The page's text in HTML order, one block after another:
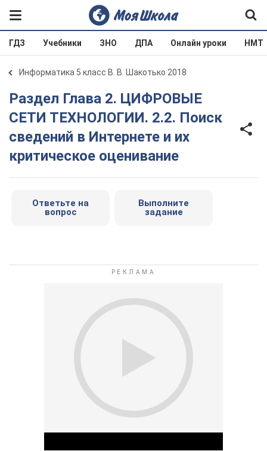
ГДЗ Учебники ЗНО ДПА Онлайн уроки НМТ
Информатика 5 класс В. В. Шакотько 2018
Раздел Глава 2. ЦИФРОВЫЕ
СЕТИ ТЕХНОЛОГИИ. 2.2. Поиск
сведений в Интернете и их
критическое оценивание
Ответьте на
вопрос
Выполните
задание